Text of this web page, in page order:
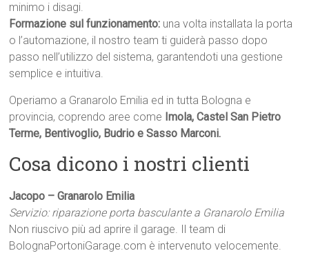
minimo i disagi.
Formazione sul funzionamento: una volta installata la porta
o l’automazione, il nostro team ti guiderà passo dopo
passo nell’utilizzo del sistema, garantendoti una gestione
semplice e intuitiva.
Operiamo a Granarolo Emilia ed in tutta Bologna e
provincia, coprendo aree come Imola, Castel San Pietro
Terme, Bentivoglio, Budrio e Sasso Marconi.
Cosa dicono i nostri clienti
Jacopo – Granarolo Emilia
Servizio: riparazione porta basculante a Granarolo Emilia
Non riuscivo più ad aprire il garage. Il team di
BolognaPortoniGarage.com è intervenuto velocemente.